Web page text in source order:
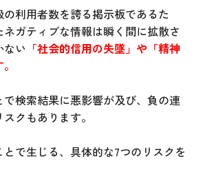
利用者数を誇る掲示板であるた
ガティブな情報は瞬く間に拡散さ
ない 「社会的信用の失墜」や「精神
で検索結果に悪影響が及び、負の連
クもあります。
で生じる、具体的な7つのリスクを